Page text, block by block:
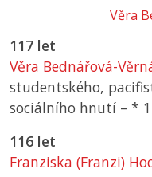
Věra
117 let
Věra Bednářová-
studentského,
sociálního hnutí – *
116 let
Franziska (Franzi)